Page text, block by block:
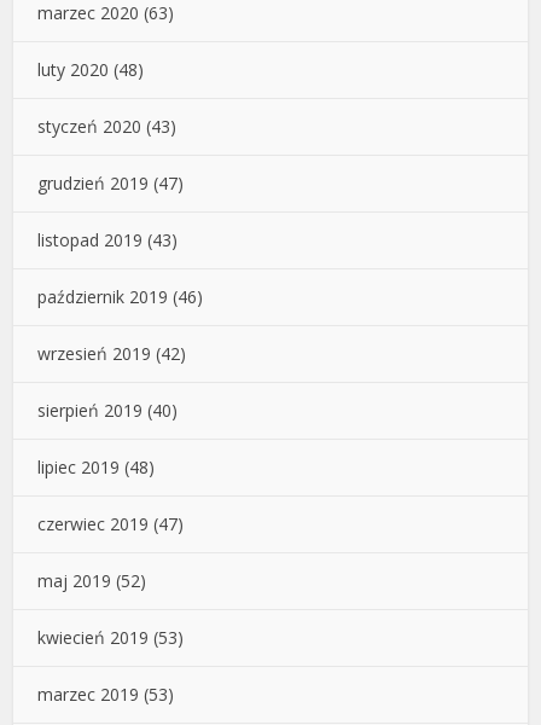
marzec 2020 (63)
luty 2020 (48)
styczeń 2020 (43)
grudzień 2019 (47)
listopad 2019 (43)
październik 2019 (46)
wrzesień 2019 (42)
sierpień 2019 (40)
lipiec 2019 (48)
czerwiec 2019 (47)
maj 2019 (52)
kwiecień 2019 (53)
marzec 2019 (53)